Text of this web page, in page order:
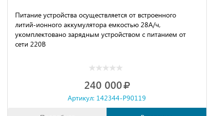
Питание устройства осуществляется от встроенного
литий-ионного аккумулятора емкостью 28А/ч,
укомплектовано зарядным устройством с питанием от
сети 220В
240 000
Артикул: 142344-P90119